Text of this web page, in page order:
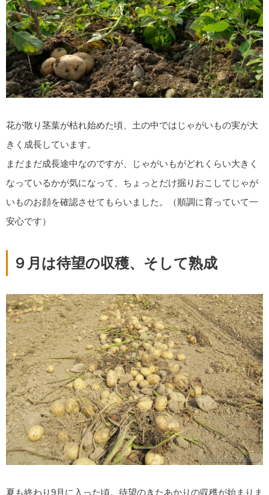
花が散り茎葉が枯れ始めた頃、土の中ではじゃがいもの実が大
きく成長しています。
まだまだ成長途中なのですが、じゃがいもがどれくらい大きく
なっているかが気になって、ちょっとだけ掘りおこしてじゃが
いものお顔を確認させてもらいました。（順調に育っていて一
安心です）
９月は待望の収穫、そして熟成
夏も終わり9月に入った頃。待望のきたあかりの収穫が始まりま